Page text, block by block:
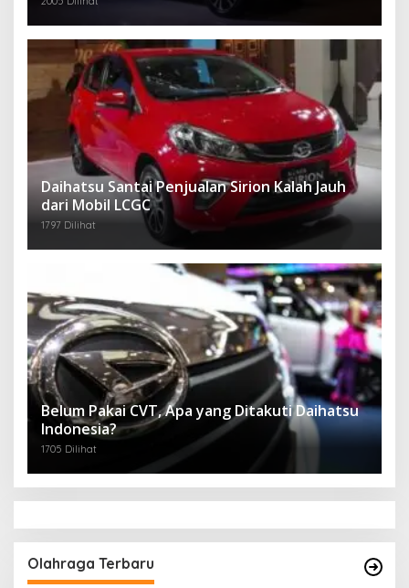
Daihatsu Santai Penjualan Sirion Kalah Jauh
dari Mobil LCGC
1797 Dilihat
Belum Pakai CVT, Apa yang Ditakuti Daihatsu
Indonesia?
1705 Dilihat
Olahraga Terbaru